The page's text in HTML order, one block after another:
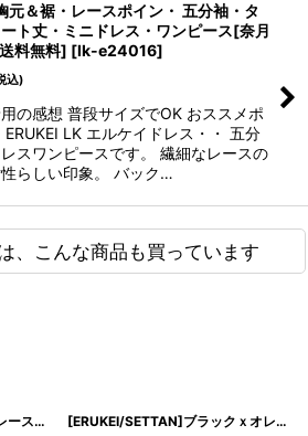
元＆裾・レースポイン・ 五分袖・タ
ト丈・ミニドレス・ワンピース[奈月
料無料] [lk-e24016]
込)
の感想 普段サイズでOK おススメポ
ERUKEI LK エルケイドレス・・ 五分
スワンピースです。 繊細なレースの
らしい印象。 バック…
、こんな商品も買っています
[ERUKEI/SETTAN]ピンク・レース・胸元リボン・長袖・マーメイド・ミディアムドレス・ワンピース[送料無料] [ERUKEI/SETTAN]ブラックｘオレンジ・ブラック×レッド・ネイビー×イエロー・ティアード・フリル・プチハイネック・ミディアムドレス・ワンピース[送料無料]